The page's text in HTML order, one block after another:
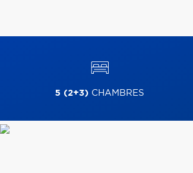
5 (2+3) CHAMBRES